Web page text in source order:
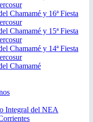
Chamamé y 16ª Fiesta
Chamamé y 15ª Fiesta
Chamamé y 14ª Fiesta
Chamamé
Integral del NEA